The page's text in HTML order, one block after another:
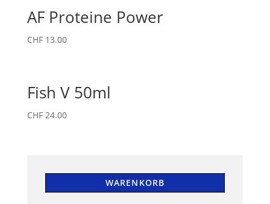
AF Proteine Power
CHF13.00
Fish V 50ml
CHF24.00
WARENKORB